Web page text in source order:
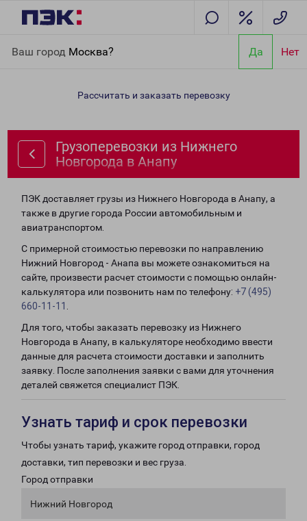
Ваш город Москва? Да Нет
в Анапу
Рассчитать и заказать перевозку
Грузоперевозки из Нижнего
Новгорода в Анапу
ПЭК доставляет грузы из Нижнего Новгорода в Анапу, а
также в другие города России автомобильным и
авиатранспортом.
С примерной стоимостью перевозки по направлению
Нижний Новгород - Анапа вы можете ознакомиться на
сайте, произвести расчет стоимости с помощью онлайн-
калькулятора или позвонить нам по телефону: +7 (495)
660-11-11
Для того, чтобы заказать перевозку из Нижнего
Новгорода в Анапу, в калькуляторе необходимо ввести
данные для расчета стоимости доставки и заполнить
заявку. После заполнения заявки с вами для уточнения
деталей свяжется специалист ПЭК.
Узнать тариф и срок перевозки
Чтобы узнать тариф, укажите город отправки, город
доставки, тип перевозки и вес груза.
Город отправки
Нижний Новгород